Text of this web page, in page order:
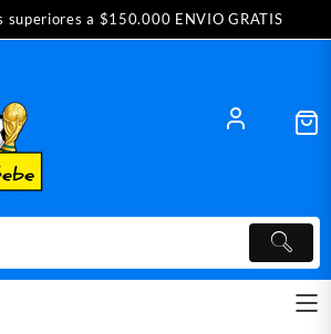
superiores a $150.000 ENVIO GRATIS